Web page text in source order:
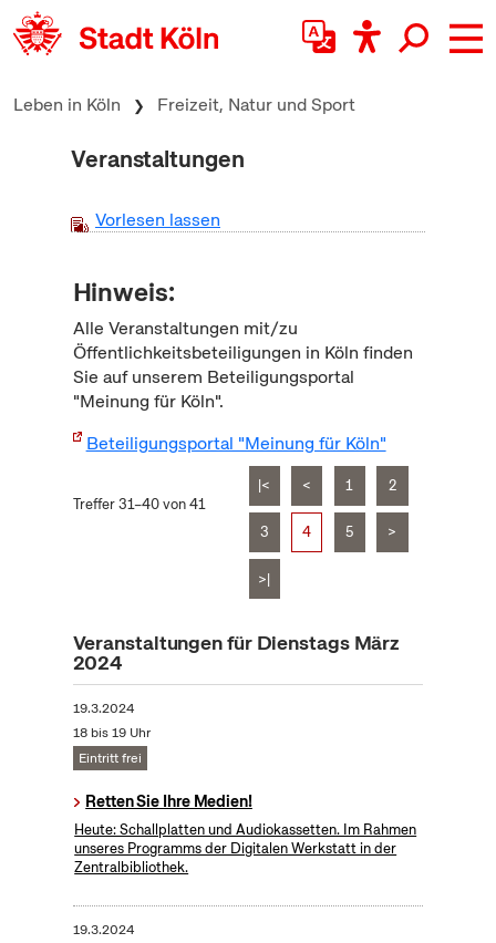
zum Inhalt springen
Leben in Köln Freizeit, Natur und Sport
Veranstaltungen
Vorlesen lassen
Hinweis:
Alle Veranstaltungen mit/zu
Öffentlichkeitsbeteiligungen in Köln finden
Sie auf unserem Beteiligungsportal
"Meinung für Köln".
Beteiligungsportal "Meinung für Köln"
Treffer 31–40 von 41
|< < 1 2
3 4 5 >
>|
Veranstaltungen für Dienstags März
2024
19.3.2024
18 bis 19 Uhr
Eintritt frei
Retten Sie Ihre Medien!
Heute: Schallplatten und Audiokassetten. Im Rahmen
unseres Programms der Digitalen Werkstatt in der
Zentralbibliothek.
19.3.2024